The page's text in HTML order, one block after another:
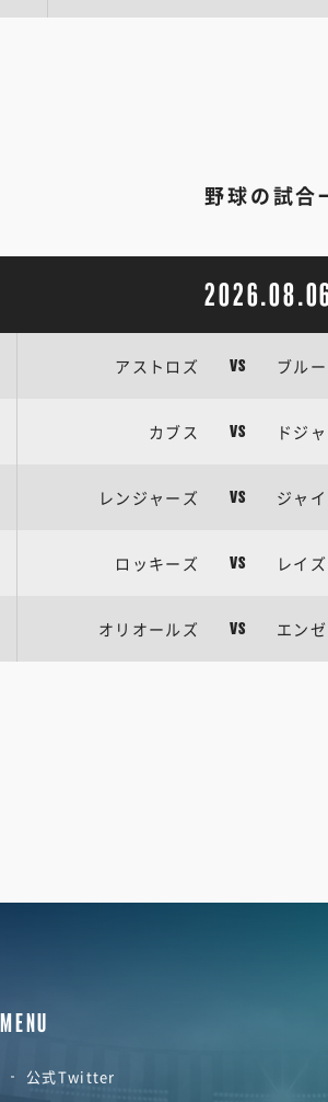
野球の試合
アストロズ VS ブル
カブス VS ドジ
レンジャーズ VS ジャ
ロッキーズ VS レイズ
オリオールズ VS エン
MENU
公式Twitter